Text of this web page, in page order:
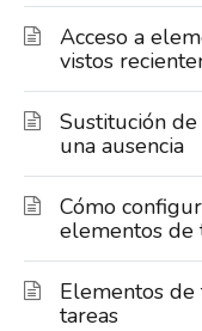
Acceso a
vistos
Sustitución
una ausencia
Cómo
elementos de
Elementos
tareas